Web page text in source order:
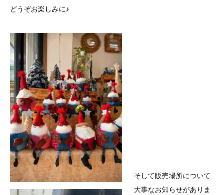
どうぞお楽しみに♪
そして販売場所について
大事なお知らせがありま